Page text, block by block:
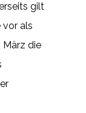
gilt
vor als
März die